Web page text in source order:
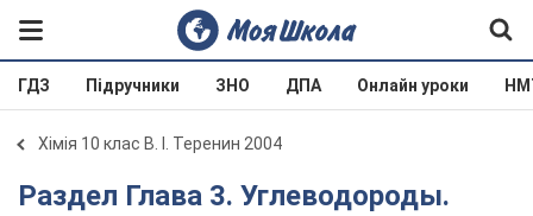
ГДЗ Підручники ЗНО ДПА Онлайн уроки
Хімія 10 клас В. І. Теренин 2004
Раздел Глава 3. Углеводороды.